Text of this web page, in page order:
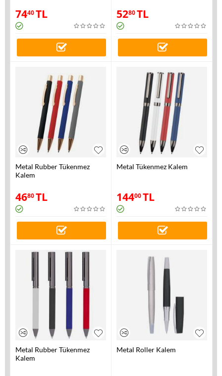
7440TL 5280TL
Metal Rubber Tükenmez
Kalem
4680TL
Metal Tükenmez Kalem
14400TL
Metal Rubber Tükenmez
Kalem
Metal Roller Kalem